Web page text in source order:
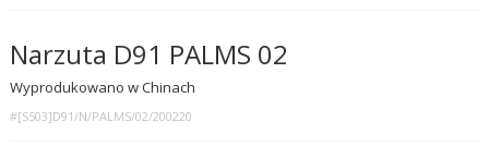
Narzuta D91 PALMS 02
Wyprodukowano w Chinach
#[S503]D91/N/PALMS/02/200220